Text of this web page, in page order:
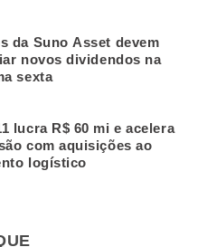
da Suno Asset devem
novos dividendos na
sexta
lucra R$ 60 mi e acelera
com aquisições ao
logístico